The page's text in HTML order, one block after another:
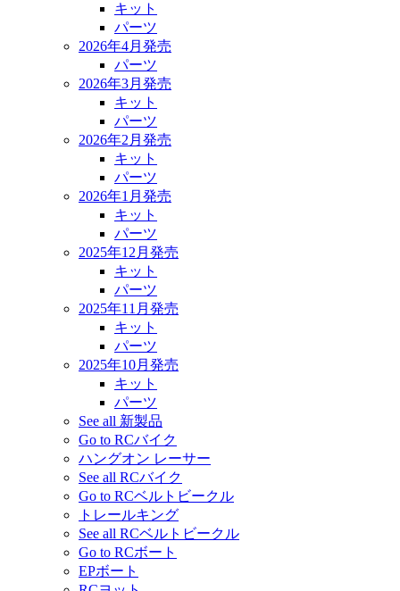
キット
パーツ
2026年4月発売
パーツ
2026年3月発売
キット
パーツ
2026年2月発売
キット
パーツ
2026年1月発売
キット
パーツ
2025年12月発売
キット
パーツ
2025年11月発売
キット
パーツ
2025年10月発売
キット
パーツ
See all 新製品
Go to RCバイク
ハングオン レーサー
See all RCバイク
Go to RCベルトビークル
トレールキング
See all RCベルトビークル
Go to RCボート
EPボート